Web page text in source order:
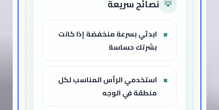
💡 نصائح سريعة
ابدئي بسرعة منخفضة إذا كانت
بشرتك حساسة
استخدمي الرأس المناسب لكل
منطقة في الوجه